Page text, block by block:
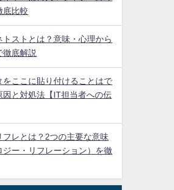
底比較
トストとは？意味・心理から
徹底解説
をここに貼り付けることはで
因と対処法【IT担当者への伝
フレとは？2つの主要な意味
ジー・リフレーション）を徹